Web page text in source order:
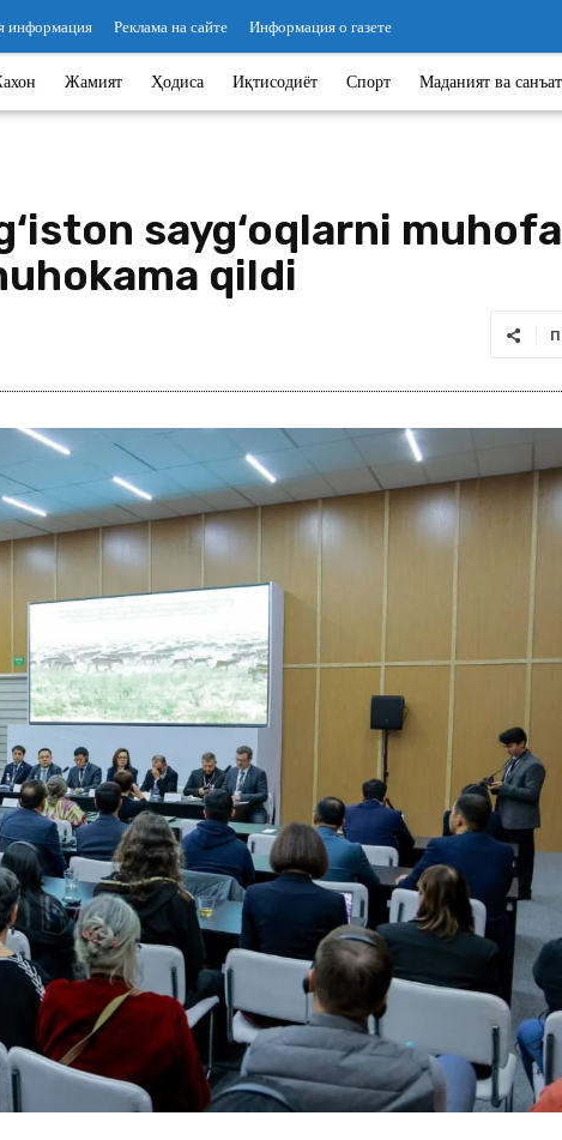
информация Реклама на сайте Информация о газете
Жамият Ҳодиса Иқтисодиёт Спорт Маданият ва санъат
sayg‘oqlarni
qildi